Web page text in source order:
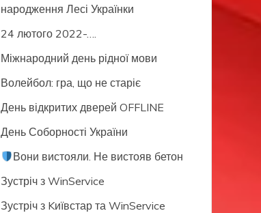
народження Лесі Українки
24 лютого 2022-….
Міжнародний день рідної мови
Волейбол: гра, що не старіє
День відкритих дверей OFFLINE
День Соборності України
Вони вистояли. Не вистояв бетон
Зустріч з WinService
Зустріч з Kиївстар та WinService